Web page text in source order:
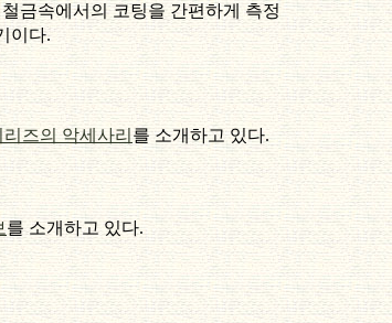
금속에서의 코팅을 간편하게 측정
이다.
즈의 악세사리 를 소개하고 있다.
를 소개하고 있다.